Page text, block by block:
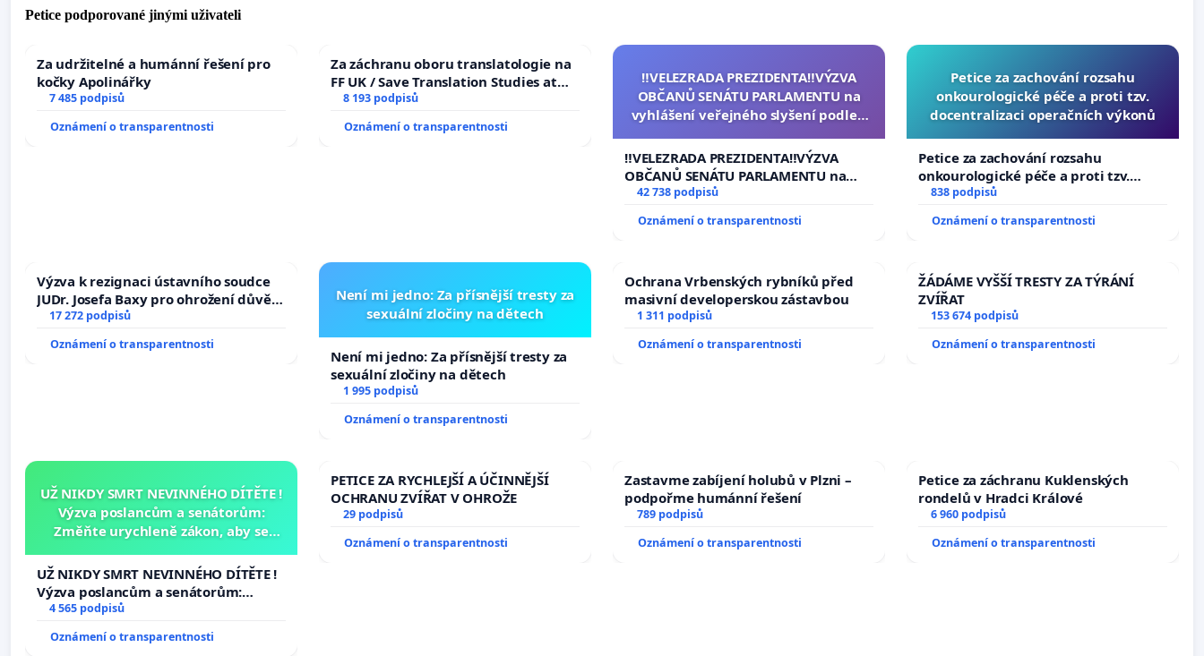
Petice podporované jinými uživateli
Za udržitelné a humánní řešení pro
kočky Apolinářky
7 485 podpisů
Oznámení o transparentnosti
Za záchranu oboru translatologie na
FF UK / Save Translation Studies at
the Faculty of Arts, Charles
University
8 193 podpisů
Oznámení o transparentnosti
‼️VELEZRADA PREZIDENTA‼️VÝZVA
OBČANŮ SENÁTU PARLAMENTU na
vyhlášení veřejného slyšení podle §
na přijetí usnesení k podání ústavní
žaloby na prezidenta republiky
‼️VELEZRADA PREZIDENTA‼️VÝZVA
OBČANŮ SENÁTU PARLAMENTU na
vyhlášení veřejného slyšení podle §
144 jednacího řádu Senátu k návrhu
na přijetí usnesení k podání ústavní
42 738 podpisů
Oznámení o transparentnosti
Petice za zachování rozsahu
onkourologické péče a proti tzv.
docentralizaci operačních výkonů
Petice za zachování rozsahu
onkourologické péče a proti tzv.
docentralizaci operačních výkonů
838 podpisů
Oznámení o transparentnosti
Výzva k rezignaci ústavního soudce
JUDr. Josefa Baxy pro ohrožení důvěry
ve spravedlivý proces
17 272 podpisů
Oznámení o transparentnosti
Není mi jedno: Za přísnější tresty za
sexuální zločiny na dětech
Není mi jedno: Za přísnější tresty za
sexuální zločiny na dětech
1 995 podpisů
Oznámení o transparentnosti
Ochrana Vrbenských rybníků před
masivní developerskou zástavbou
1 311 podpisů
Oznámení o transparentnosti
ŽÁDÁME VYŠŠÍ TRESTY ZA TÝRÁNÍ
ZVÍŘAT
153 674 podpisů
Oznámení o transparentnosti
UŽ NIKDY SMRT NEVINNÉHO DÍTĚTE !
Výzva poslancům a senátorům:
Změňte urychleně zákon, aby se
opakovat!
UŽ NIKDY SMRT NEVINNÉHO DÍTĚTE !
Výzva poslancům a senátorům:
Změňte urychleně zákon, aby se
tragédie malé Viktorky už nemohla
opakovat!
4 565 podpisů
Oznámení o transparentnosti
PETICE ZA RYCHLEJŠÍ A ÚČINNĚJŠÍ
OCHRANU ZVÍŘAT V OHROŽE
29 podpisů
Oznámení o transparentnosti
Zastavme zabíjení holubů v Plzni –
podpořme humánní řešení
789 podpisů
Oznámení o transparentnosti
Petice za záchranu Kuklenských
rondelů v Hradci Králové
6 960 podpisů
Oznámení o transparentnosti